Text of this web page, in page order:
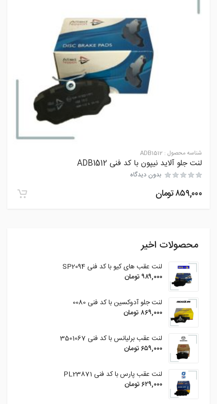
شناسه محصول : ADB1512
لنت جلو آلاید نیپون با کد فنی ADB1512
بدون دیدگاه
۸۵۹,۰۰۰تومان
محصولات اخیر
لنت عقب های کیو با کد فنی SP2094
۹۸۹,۰۰۰تومان
لنت جلو آدوکسین با کد فنی 0080
۸۶۹,۰۰۰ تومان
لنت عقب برلیانس با کد فنی 3501067
۶۵۹,۰۰۰تومان
لنت عقب پارس با کد فنی PL23871
۶۲۹,۰۰۰تومان